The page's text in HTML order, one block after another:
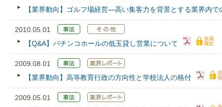
【業界動向】ゴルフ場経営―高い集客力を背景とする業界内
2010.05.01
【Q&A】パチンコホールの低玉貸し営業について
2009.08.01
【業界動向】高等教育行政の方向性と学校法人の格付
2009.05.01